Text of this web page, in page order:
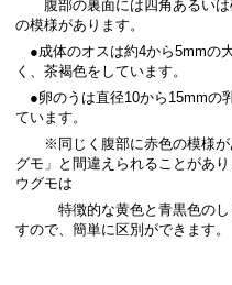
腹部の裏面には四角あるいは
の模様があります。
●成体のオスは約4から5mmの
く、茶褐色をしています。
●卵のうは直径10から15mmの
ています。
※同じく腹部に赤色の模様が
グモ」と間違えられることがあ
ウグモは
特徴的な黄色と青黒色のし
すので、簡単に区別ができます。